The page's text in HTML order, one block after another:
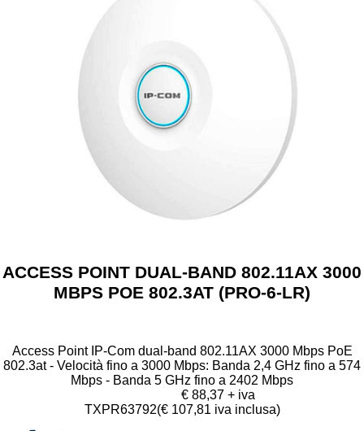
ACCESS POINT DUAL-BAND 802.11AX 3000
MBPS POE 802.3AT (PRO-6-LR)
Access Point IP-Com dual-band 802.11AX 3000 Mbps PoE
802.3at - Velocità fino a 3000 Mbps: Banda 2,4 GHz fino a 574
Mbps - Banda 5 GHz fino a 2402 Mbps
TXPR63792
€ 88,37 + iva
(€ 107,81 iva inclusa)